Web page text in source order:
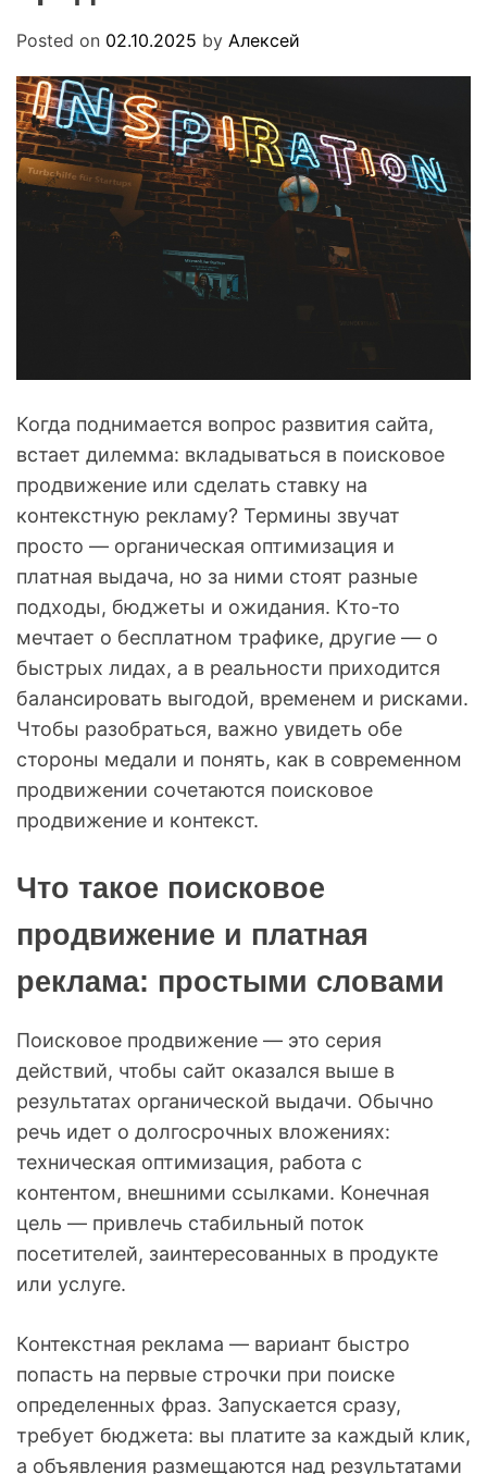
Posted on 02.10.2025 by Алексей
Когда поднимается вопрос развития сайта,
встает дилемма: вкладываться в поисковое
продвижение или сделать ставку на
контекстную рекламу? Термины звучат
просто — органическая оптимизация и
платная выдача, но за ними стоят разные
подходы, бюджеты и ожидания. Кто-то
мечтает о бесплатном трафике, другие — о
быстрых лидах, а в реальности приходится
балансировать выгодой, временем и рисками.
Чтобы разобраться, важно увидеть обе
стороны медали и понять, как в современном
продвижении сочетаются поисковое
продвижение и контекст.
Что такое поисковое
продвижение и платная
реклама: простыми словами
Поисковое продвижение — это серия
действий, чтобы сайт оказался выше в
результатах органической выдачи. Обычно
речь идет о долгосрочных вложениях:
техническая оптимизация, работа с
контентом, внешними ссылками. Конечная
цель — привлечь стабильный поток
посетителей, заинтересованных в продукте
или услуге.
Контекстная реклама — вариант быстро
попасть на первые строчки при поиске
определенных фраз. Запускается сразу,
требует бюджета: вы платите за каждый клик,
а объявления размещаются над результатами